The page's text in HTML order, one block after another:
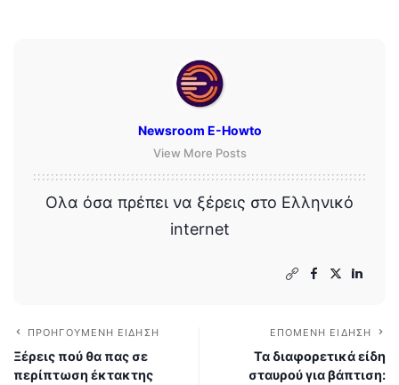
Newsroom E-Howto
View More Posts
Ολα όσα πρέπει να ξέρεις στο Ελληνικό
internet
ΠΡΟΗΓΟΎΜΕΝΗ ΕΊΔΗΣΗ
Ξέρεις πού θα πας σε
περίπτωση έκτακτης
ΕΠΌΜΕΝΗ ΕΊΔΗΣΗ
Τα διαφορετικά είδη
σταυρού για βάπτιση: